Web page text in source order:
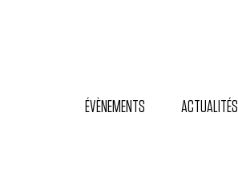
ÉVÈNEMENTS ACTUALITÉS